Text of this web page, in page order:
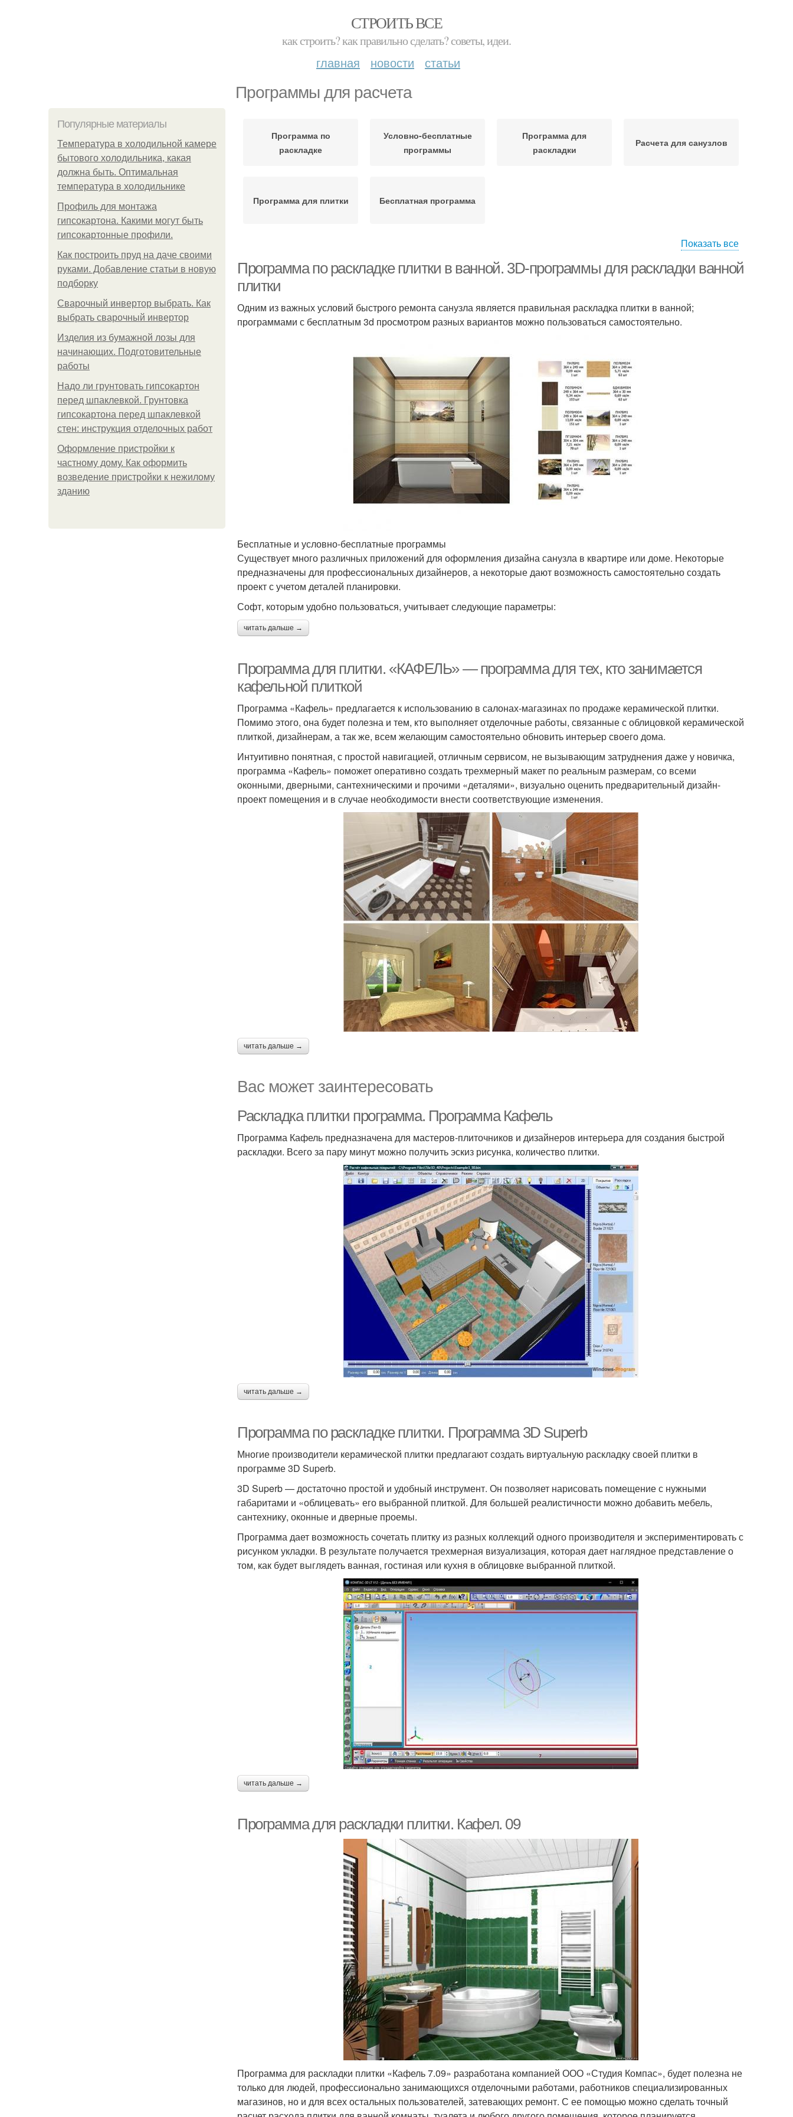
СТРОИТЬ ВСЕ
как строить? как правильно сделать? советы, идеи.
главная новости статьи
Программы для расчета
Популярные материалы
Температура в холодильной камере
бытового холодильника, какая
должна быть. Оптимальная
температура в холодильнике
Профиль для монтажа
гипсокартона. Какими могут быть
гипсокартонные профили.
Как построить пруд на даче своими
руками. Добавление статьи в новую
подборку
Сварочный инвертор выбрать. Как
выбрать сварочный инвертор
Изделия из бумажной лозы для
начинающих. Подготовительные
работы
Надо ли грунтовать гипсокартон
перед шпаклевкой. Грунтовка
гипсокартона перед шпаклевкой
стен: инструкция отделочных работ
Оформление пристройки к
частному дому. Как оформить
возведение пристройки к нежилому
зданию
Программа по
раскладке
Условно-бесплатные
программы
Программа для
раскладки
Расчета для санузлов
Программа для плитки Бесплатная программа
Показать все
Программа по раскладке плитки в ванной. 3D-программы для раскладки ванной
плитки
Одним из важных условий быстрого ремонта санузла является правильная раскладка плитки в ванной;
программами с бесплатным 3d просмотром разных вариантов можно пользоваться самостоятельно.
Бесплатные и условно-бесплатные программы
Существует много различных приложений для оформления дизайна санузла в квартире или доме. Некоторые
предназначены для профессиональных дизайнеров, а некоторые дают возможность самостоятельно создать
проект с учетом деталей планировки.
Софт, которым удобно пользоваться, учитывает следующие параметры:
читать дальше →
Программа для плитки. «КАФЕЛЬ» — программа для тех, кто занимается
кафельной плиткой
Программа «Кафель» предлагается к использованию в салонах-магазинах по продаже керамической плитки.
Помимо этого, она будет полезна и тем, кто выполняет отделочные работы, связанные с облицовкой керамической
плиткой, дизайнерам, а так же, всем желающим самостоятельно обновить интерьер своего дома.
Интуитивно понятная, с простой навигацией, отличным сервисом, не вызывающим затруднения даже у новичка,
программа «Кафель» поможет оперативно создать трехмерный макет по реальным размерам, со всеми
оконными, дверными, сантехническими и прочими «деталями», визуально оценить предварительный дизайн-
проект помещения и в случае необходимости внести соответствующие изменения.
читать дальше →
Вас может заинтересовать
Раскладка плитки программа. Программа Кафель
Программа Кафель предназначена для мастеров-плиточников и дизайнеров интерьера для создания быстрой
раскладки. Всего за пару минут можно получить эскиз рисунка, количество плитки.
читать дальше →
Программа по раскладке плитки. Программа 3D Superb
Многие производители керамической плитки предлагают создать виртуальную раскладку своей плитки в
программе 3D Superb.
3D Superb — достаточно простой и удобный инструмент. Он позволяет нарисовать помещение с нужными
габаритами и «облицевать» его выбранной плиткой. Для большей реалистичности можно добавить мебель,
сантехнику, оконные и дверные проемы.
Программа дает возможность сочетать плитку из разных коллекций одного производителя и экспериментировать с
рисунком укладки. В результате получается трехмерная визуализация, которая дает наглядное представление о
том, как будет выглядеть ванная, гостиная или кухня в облицовке выбранной плиткой.
читать дальше →
Программа для раскладки плитки. Кафел. 09
Программа для раскладки плитки «Кафель 7.09» разработана компанией ООО «Студия Компас», будет полезна не
только для людей, профессионально занимающихся отделочными работами, работников специализированных
магазинов, но и для всех остальных пользователей, затевающих ремонт. С ее помощью можно сделать точный